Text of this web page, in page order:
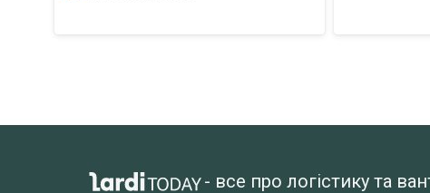
- все про логістику та